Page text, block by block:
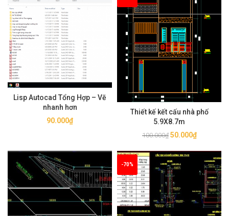
Lisp Autocad Tổng Hợp – Vẽ
nhanh hơn
90.000₫
Thiết kế kết cấu nhà phố
5.9X8.7m
100.000₫ Giá
là:
100.000₫.
50.000₫Giá
50.000₫.
-70%